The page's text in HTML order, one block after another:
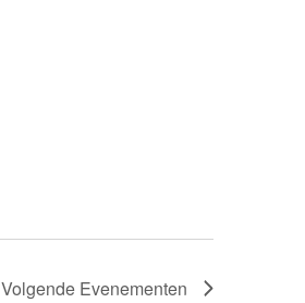
Volgende Evenementen